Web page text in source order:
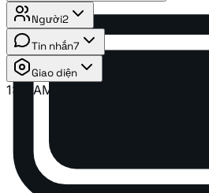
Người2
Tin nhắn7
Giao diện
1:41 AM